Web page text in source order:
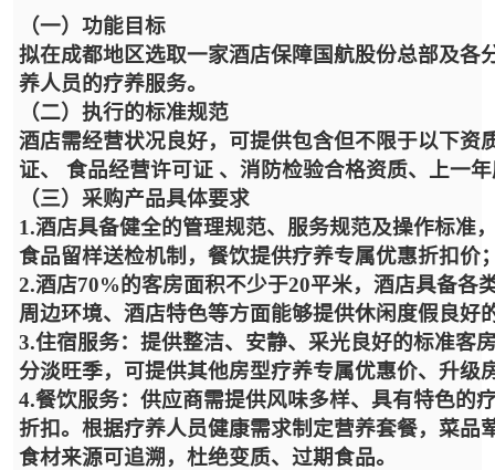
（一）功能目标
拟在成都地区选取一家酒店保障国航股份总部及
养人员的疗养服务。
（二）执行的标准规范
酒店需经营状况良好，可提供包含但不限于以下
证、 食品经营许可证 、消防检验合格资质、上一
（三）采购产品具体要求
1.酒店具备健全的管理规范、服务规范及操作标准
食品留样送检机制，餐饮提供疗养专属优惠折扣价
2.酒店70%的客房面积不少于20平米，酒店具备各
周边环境、酒店特色等方面能够提供休闲度假良好
3.住宿服务：提供整洁、安静、采光良好的标准客
分淡旺季，可提供其他房型疗养专属优惠价、升级
4.餐饮服务：供应商需提供风味多样、具有特色的
折扣。根据疗养人员健康需求制定营养套餐，菜
食材来源可追溯，杜绝变质、过期食品。